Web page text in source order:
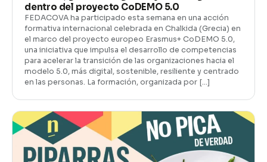
dentro del proyecto CoDEMO 5.0
FEDACOVA ha participado esta semana en una acción
formativa internacional celebrada en Chalkida (Grecia) en
el marco del proyecto europeo Erasmus+ CoDEMO 5.0,
una iniciativa que impulsa el desarrollo de competencias
para acelerar la transición de las organizaciones hacia el
modelo 5.0, más digital, sostenible, resiliente y centrado
en las personas. La formación, organizada por […]